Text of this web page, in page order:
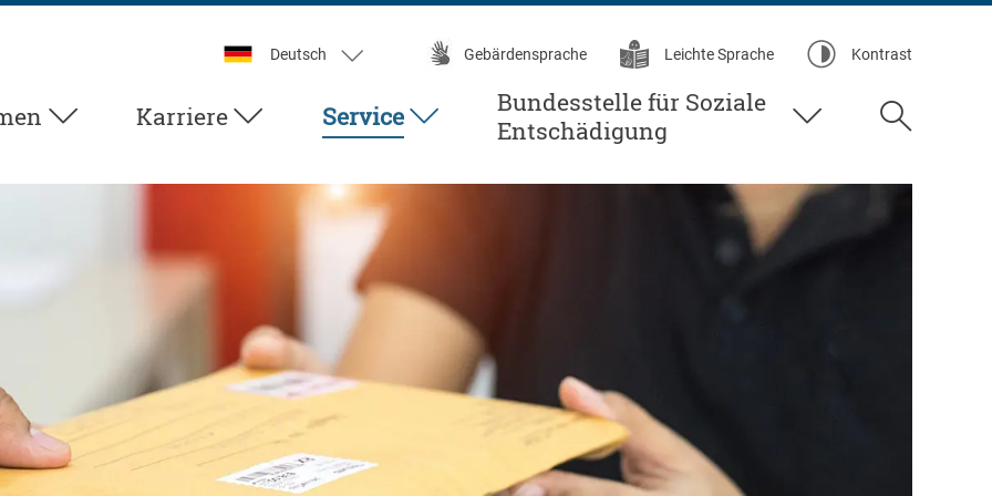
Deutsch Gebärdensprache Leichte Sprache Kontrast
Karriere Service
Bundesstelle für Soziale
Entschädigung
Suche